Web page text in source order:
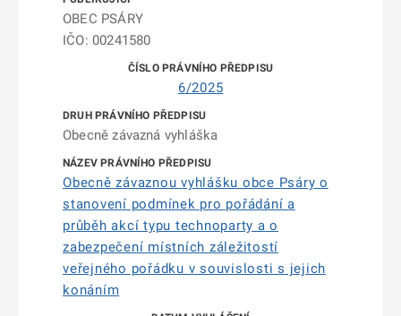
OBEC PSÁRY
IČO: 00241580
6/2025
Obecně závazná vyhláška
Obecně závaznou vyhlášku obce Psáry o
stanovení podmínek pro pořádání a
průběh akcí typu technoparty a o
zabezpečení místních záležitostí
veřejného pořádku v souvislosti s jejich
konáním